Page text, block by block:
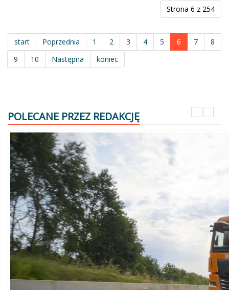
Strona 6 z 254
start Poprzednia 1 2 3 4 5 6 7
8
9
10 Następna koniec
POLECANE PRZEZ REDAKCJĘ